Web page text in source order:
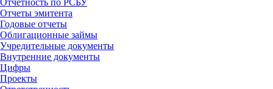
Отчеты эмитента
Годовые отчеты
Облигационные займы
Учредительные документы
Внутренние документы
Цифры
Проекты